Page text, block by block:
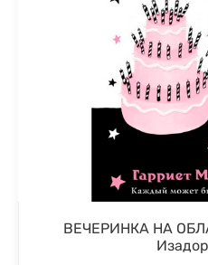
ВЕЧЕРИНКА НА